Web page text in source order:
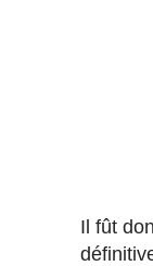
Il fût